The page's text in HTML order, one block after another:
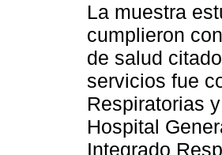
La muestra
cumplieron
de salud
servicios fue
Respiratorias
Hospital
Integrado